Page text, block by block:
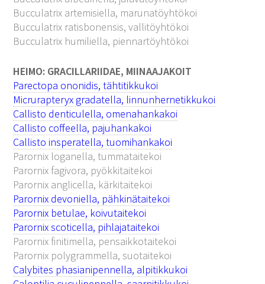
Bucculatrix artemisiella, marunatöyhtökoi
Bucculatrix ratisbonensis, vallitöyhtökoi
Bucculatrix humiliella, piennartöyhtökoi
HEIMO: GRACILLARIIDAE, MIINAAJAKOIT
Parectopa ononidis, tähtitikkukoi
Micrurapteryx gradatella, linnunhernetikkukoi
Callisto denticulella, omenahankakoi
Callisto coffeella, pajuhankakoi
Callisto insperatella, tuomihankakoi
Parornix loganella, tummataitekoi
Parornix fagivora, pyökkitaitekoi
Parornix anglicella, kärkitaitekoi
Parornix devoniella, pähkinätaitekoi
Parornix betulae, koivutaitekoi
Parornix scoticella, pihlajataitekoi
Parornix finitimella, pensaikkotaitekoi
Parornix polygrammella, suotaitekoi
Calybites phasianipennella, alpitikkukoi